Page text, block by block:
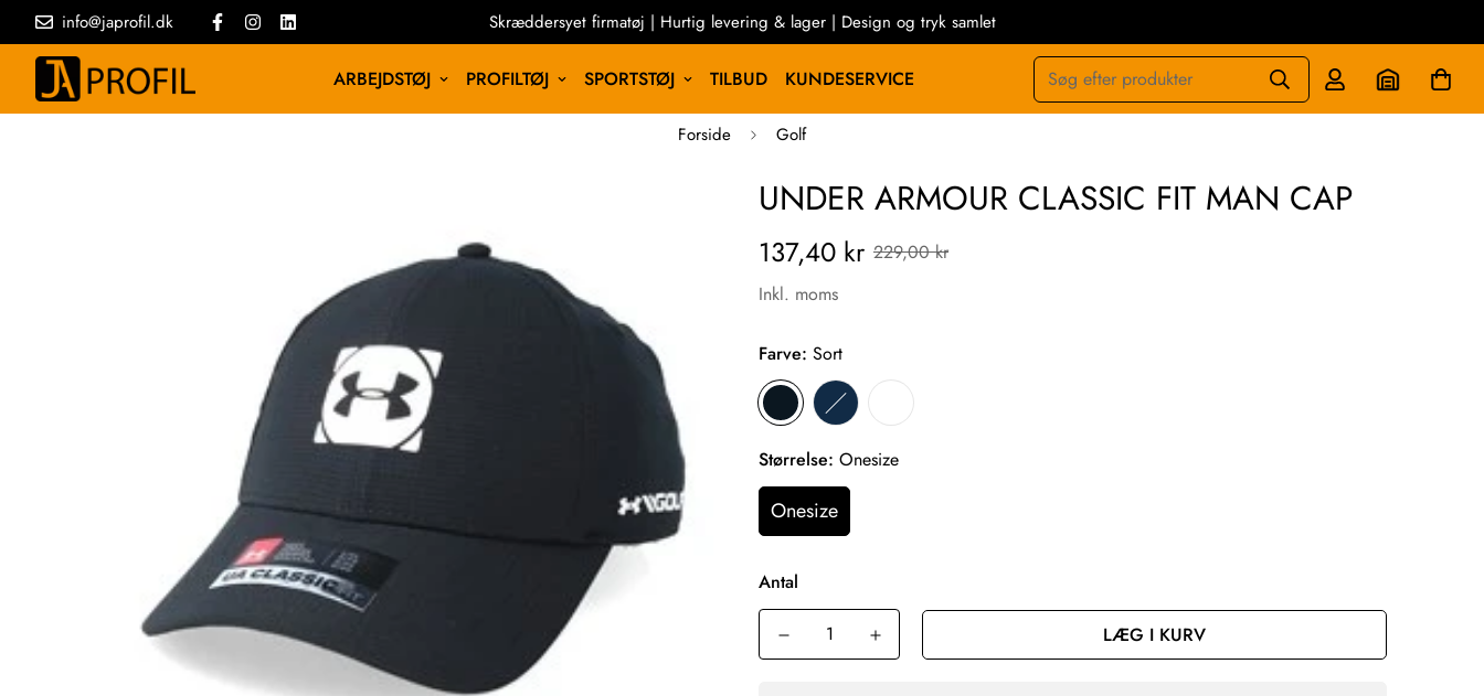
info@japrofil.dk Skræddersyet firmatøj | Hurtig levering & lager | Design og tryk samlet
ARBEJDSTØJ PROFILTØJ SPORTSTØJ TILBUD KUNDESERVICE Søg efter produkter
Forside Golf
UNDER ARMOUR CLASSIC FIT MAN CAP
137,40 kr 229,00 kr
Inkl. moms
Farve: Sort
Størrelse: Onesize
Onesize
Antal
LÆG I KURV